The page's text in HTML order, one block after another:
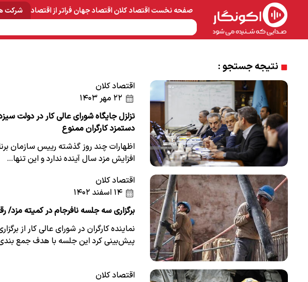
صفحه نخستاقتصاد کلاناقتصاد جهانفراتر از اقتصاد شرکت
نتیجه جستجو :
اقتصاد کلان
تزلزل جایگاه شورای عالی کار در دولت
دستمزد کارگران ممنوع
اظهارات چند روز گذشته رییس سازمان
افزایش مزد سال آینده ندارد و این تنها…
اقتصاد کلان
برگزاری سه جلسه نافرجام در کمیته
نماینده کارگران در شورای عالی کار از
پیش‌بینی کرد این جلسه با هدف جمع
اقتصاد کلان